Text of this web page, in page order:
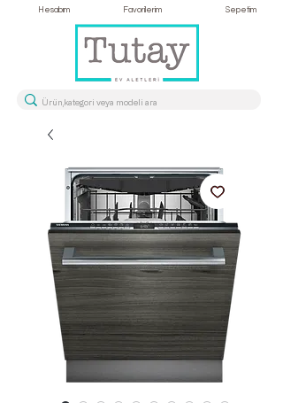
Hesabım Favorilerim Sepetim